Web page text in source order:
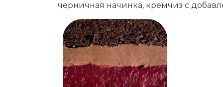
черничная начинка, кремчиз с